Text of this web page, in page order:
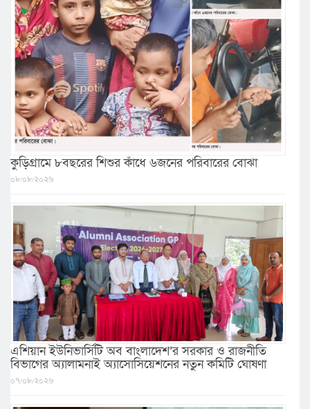
কুড়িগ্রামে ৮বছরের শিশুর কাঁধে ৬জনের পরিবারের বোঝা
০৮/০৮/২০২৬
এশিয়ান ইউনিভার্সিটি অব বাংলাদেশ’র সরকার ও রাজনীতি
বিভাগের অ্যালামনাই অ্যাসোসিয়েশনের নতুন কমিটি ঘোষণা
০৭/০৮/২০২৬